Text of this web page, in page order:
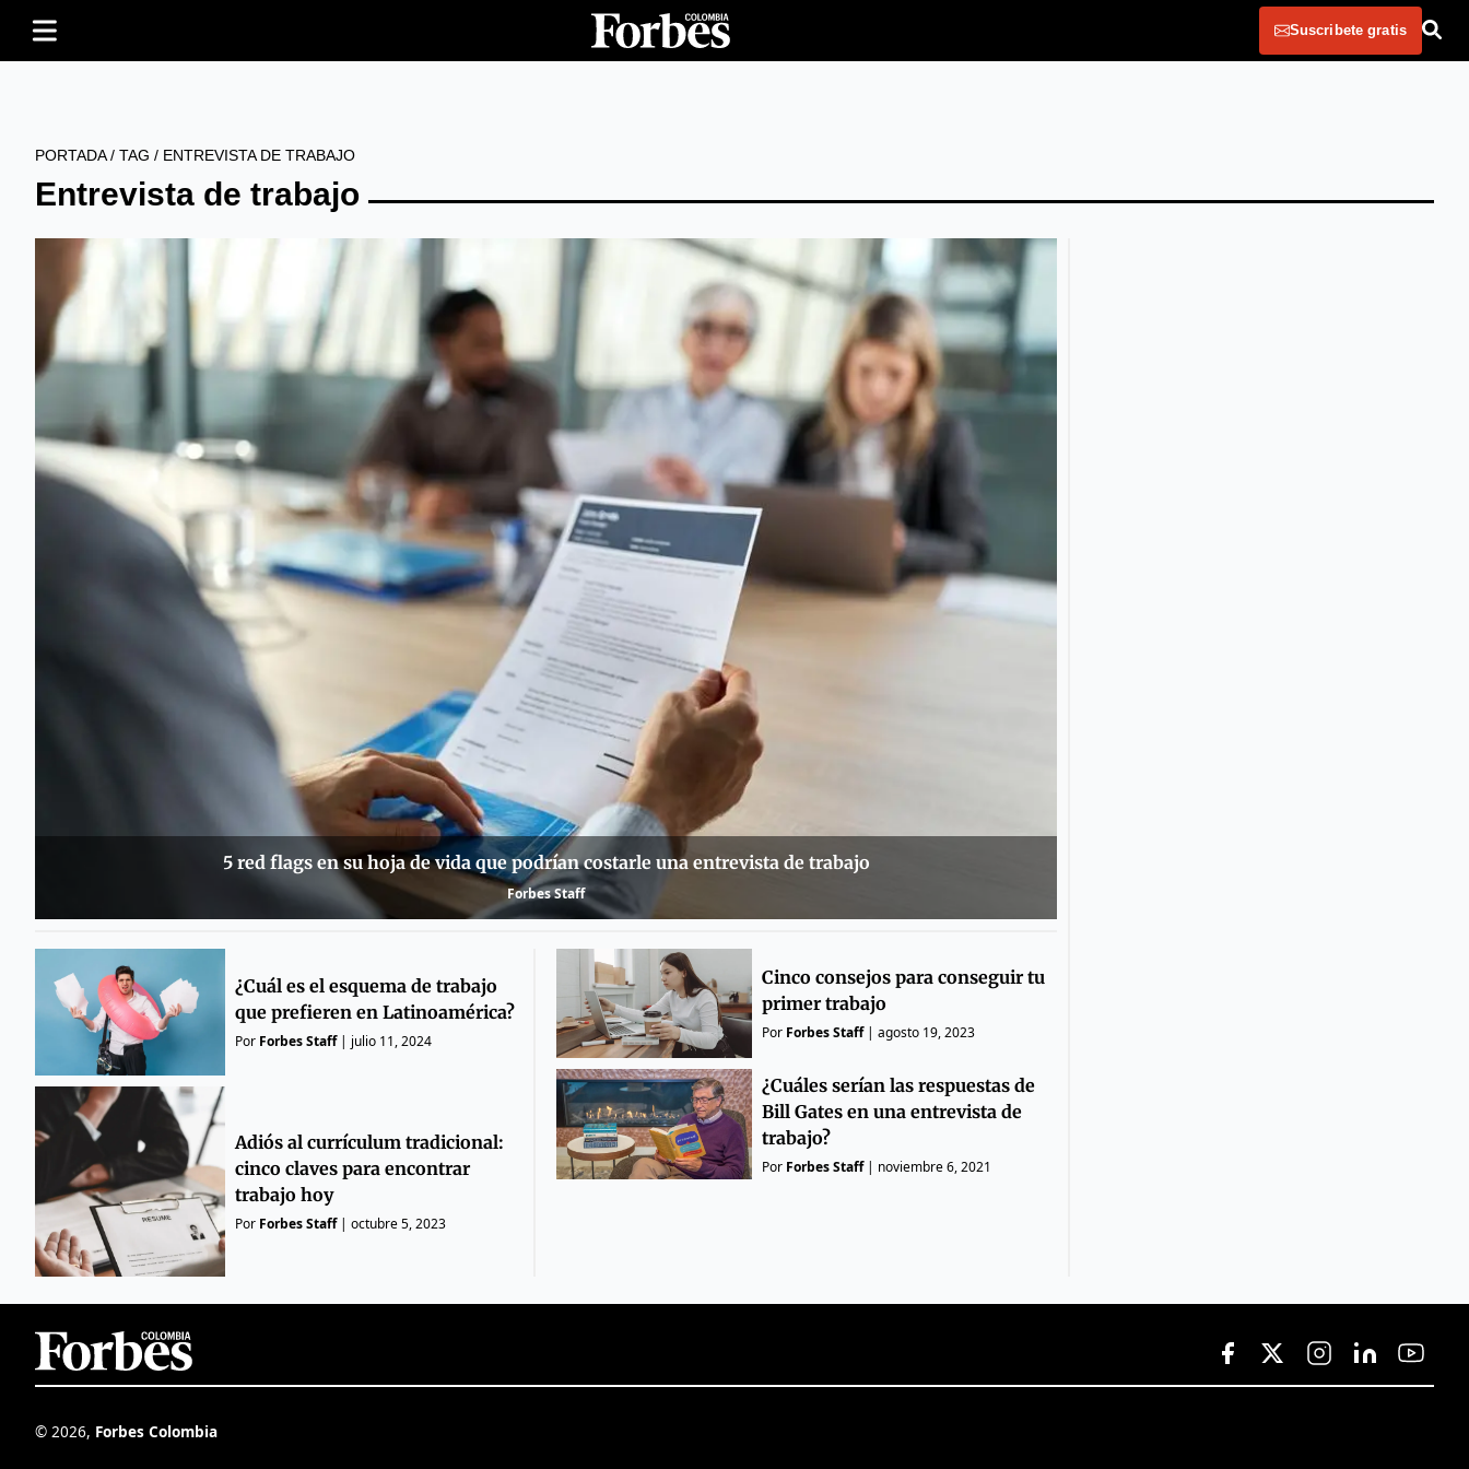
Suscribete gratis
PORTADA/ TAG / ENTREVISTA DE TRABAJO
Entrevista de trabajo
5 red flags en su hoja de vida que podrían costarle una entrevista de trabajo
Forbes Staff
¿Cuál es el esquema de trabajo
que prefieren en Latinoamérica?
Por Forbes Staff| julio 11, 2024
Adiós al currículum tradicional:
cinco claves para encontrar
trabajo hoy
Por Forbes Staff| octubre 5, 2023
Cinco consejos para conseguir tu
primer trabajo
Por Forbes Staff| agosto 19, 2023
¿Cuáles serían las respuestas de
Bill Gates en una entrevista de
trabajo?
Por Forbes Staff| noviembre 6, 2021
© 2026, Forbes Colombia